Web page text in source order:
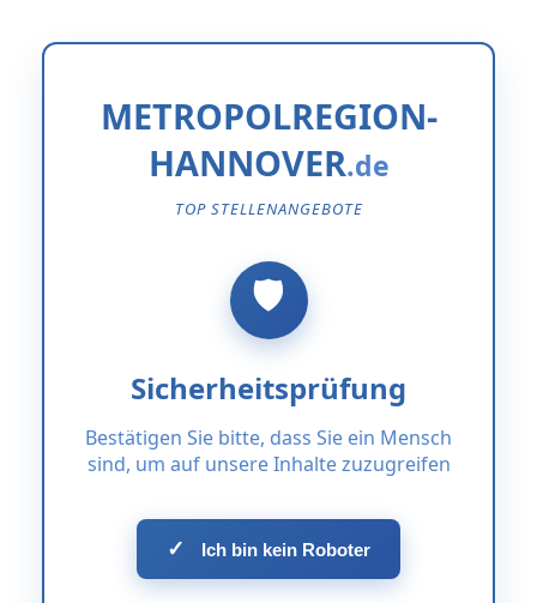
METROPOLREGION-
HANNOVER
TOP STELLENANGEBOTE
Sicherheitsprüfung
Bestätigen Sie bitte, dass Sie ein Mensch
sind, um auf unsere Inhalte zuzugreifen
✓ Ich bin kein Roboter